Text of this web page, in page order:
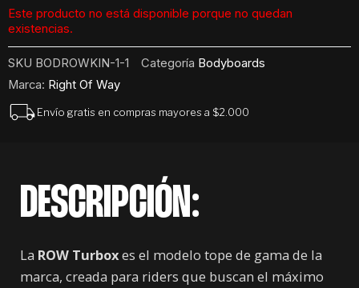
Este producto no está disponible porque no quedan
existencias.
SKU BODROWKIN-1-1 Categoría Bodyboards
Marca: Right Of Way
Envío gratis en compras mayores a $2.000
DESCRIPCIÓN:
La ROW Turboxes el modelo tope de gama de la
marca, creada para riders que buscan el máximo